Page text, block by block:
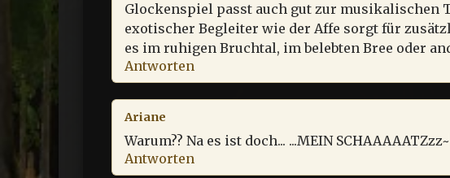
Glockenspiel passt auch gut zur musikalischen
exotischer Begleiter wie der Affe sorgt für
es im ruhigen Bruchtal, im belebten Bree oder
Antworten
Ariane
Warum?? Na es ist doch... ...MEIN
Antworten